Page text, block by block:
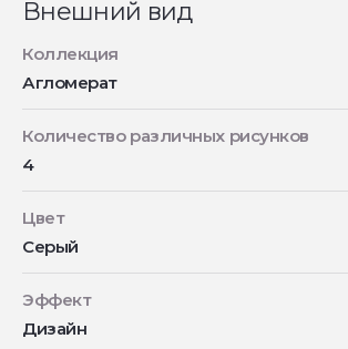
Внешний вид
Коллекция
Агломерат
Количество различных рисунков
4
Цвет
Серый
Эффект
Дизайн